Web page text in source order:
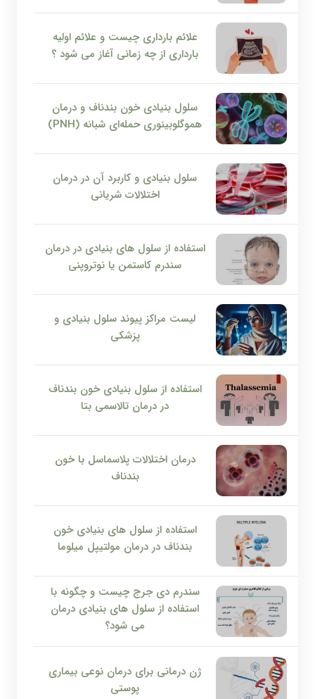
علائم بارداری چیست و علائم اولیه
بارداری از چه زمانی آغاز می شود ؟
سلول بنیادی خون بندناف و درمان
هموگلوبینوری حمله‌ای شبانه (PNH)
سلول بنیادی و کاربرد آن در درمان
اختلالات شریانی
استفاده از سلول های بنیادی در درمان
سندرم کاستمن یا نوتروپنی
لیست مراکز پیوند سلول بنیادی و
پزشکی
استفاده از سلول بنیادی خون بندناف
در درمان تالاسمی بتا
درمان اختلالات پلاسماسل با خون
بندناف
استفاده از سلول های بنیادی خون
بندناف در درمان مولتیپل میلوما
سندرم دی جرج چیست و چگونه با
استفاده از سلول های بنیادی درمان
می شود؟
ژن درمانی برای درمان نوعی بیماری
پوستی